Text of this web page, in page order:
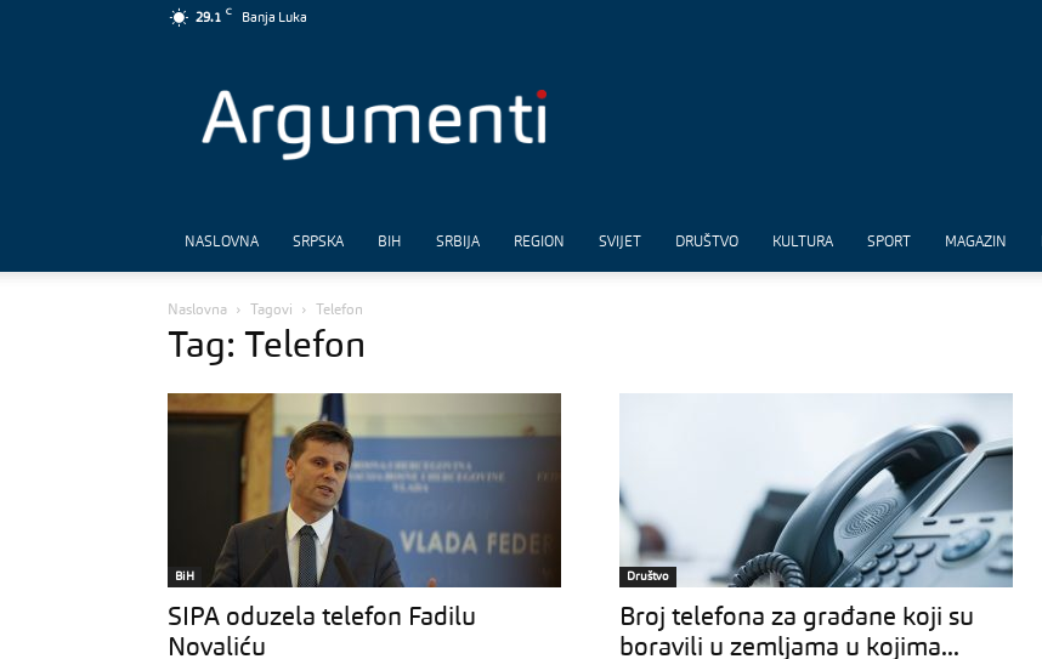
29.1
C
Banja Luka
NASLOVNA SRPSKA BIH SRBIJA REGION SVIJET DRUŠTVO KULTURA SPORT MAGAZIN
Naslovna Tagovi Telefon
Tag: Telefon
BiH
SIPA oduzela telefon Fadilu
Novaliću
Društvo
Broj telefona za građane koji su
boravili u zemljama u kojima...